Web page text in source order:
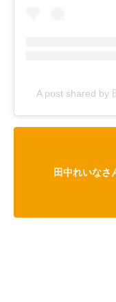
A post shared by
田中れいなさ